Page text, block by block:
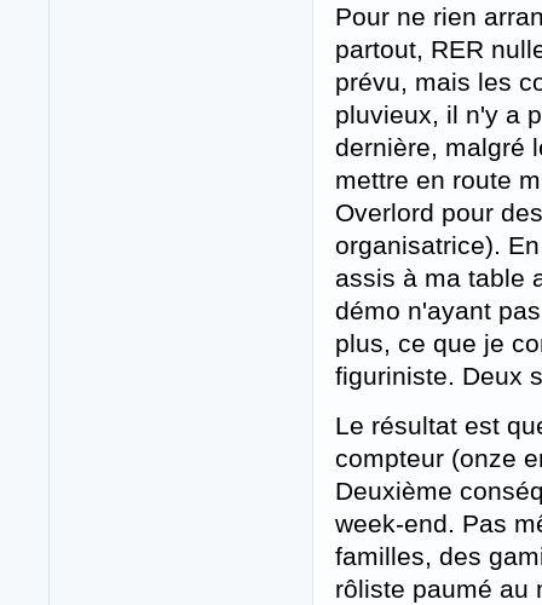
Pour ne rien
partout, RER
prévu, mais les
pluvieux, il n'y a
dernière, malgré
mettre en route
Overlord pour
organisatrice).
assis à ma table
démo n'ayant
plus, ce que je
figuriniste. Deux
Le résultat est
compteur (onze
Deuxième
week-end. Pas
familles, des
rôliste paumé au